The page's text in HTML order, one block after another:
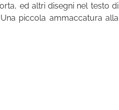
ed altri disegni nel testo di
piccola ammaccatura alla